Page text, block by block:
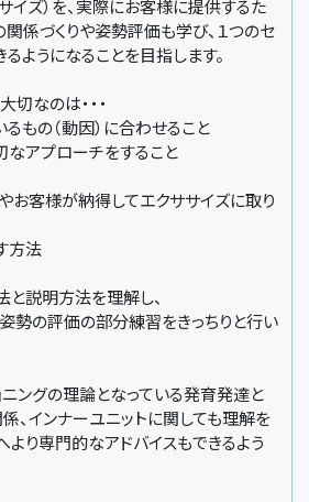
イズ）を、実際にお客様に提供するた
係づくりや姿勢評価も学び、１つのセ
ようになることを目指します。
なのは・・・
もの（動因）に合わせること
アプローチをすること
お客様が納得してエクササイズに取り
方法
説明方法を理解し、
勢の評価の部分練習をきっちりと行い
ニングの理論となっている発育発達と
、インナーユニットに関しても理解を
より専門的なアドバイスもできるよう